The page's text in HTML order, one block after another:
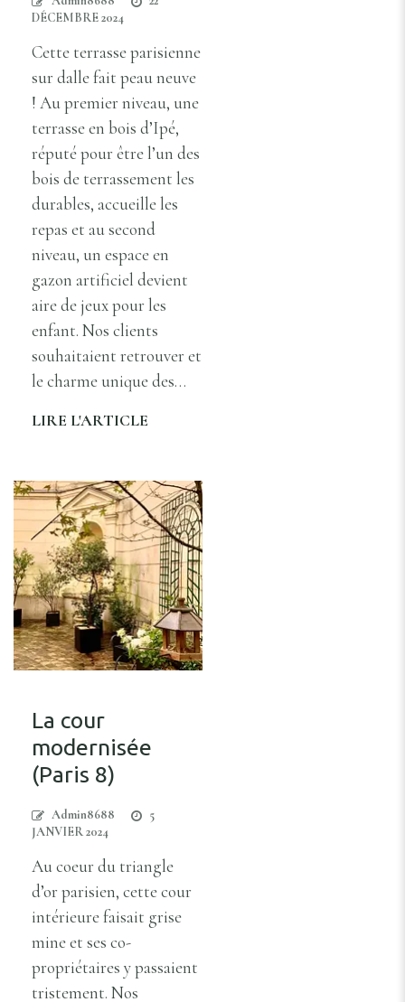
DÉCEMBRE 2024
Cette terrasse parisienne
sur dalle fait peau neuve
! Au premier niveau, une
terrasse en bois d’Ipé,
réputé pour être l’un des
bois de terrassement les
durables, accueille les
repas et au second
niveau, un espace en
gazon artificiel devient
aire de jeux pour les
enfant. Nos clients
souhaitaient retrouver et
le charme unique des…
LIRE L'ARTICLE
La cour
modernisée
(Paris 8)
Admin8688
5
JANVIER 2024
Au coeur du triangle
d’or parisien, cette cour
intérieure faisait grise
mine et ses co-
propriétaires y passaient
tristement. Nos